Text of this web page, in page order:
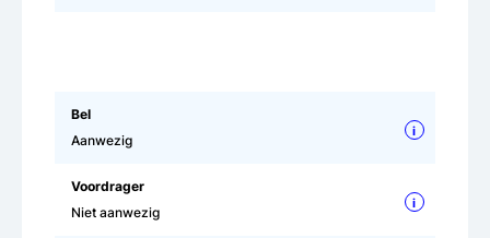
Bel
Aanwezig
i
Voordrager
Niet aanwezig
i